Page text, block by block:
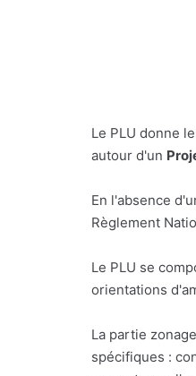
Le PLU donne
autour d'un
En l'absence
Règlement
Le PLU se
orientations
La partie
spécifiques :